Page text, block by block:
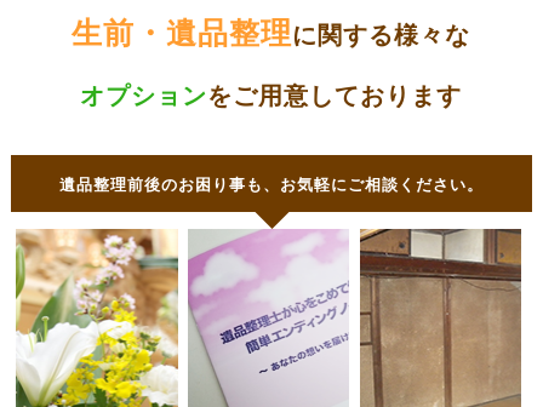
生前・遺品整理に関する様々な
オプションをご用意しております
遺品整理前後のお困り事も、お気軽にご相談ください。